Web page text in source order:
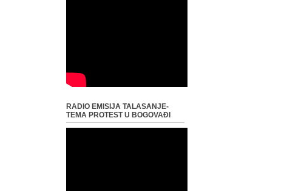
RADIO EMISIJA TALASANJE-
TEMA PROTEST U BOGOVAĐI